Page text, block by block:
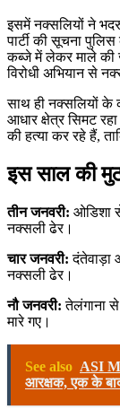
इसमें नक्सलियों ने
पार्टी की सूचना
कब्जे में लेकर माले की
विरोधी अभियान से
साथ ही नक्सलियों के
आधार क्षेत्र सिमट
की हत्या कर रहे हैं,
इस साल की
तीन जनवरी: ओडिशा
नक्सली ढेर।
चार जनवरी: दंतेवाड़ा
नक्सली ढेर।
नौ जनवरी:तेलंगाना
मारे गए।
See also ASI
आरक्षक, एक के